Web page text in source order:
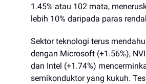
1.45% atau 102 mata,
lebih 10% daripada paras
Sektor teknologi terus
dengan Microsoft (+1.56%),
dan Intel (+1.74%)
semikonduktor yang kukuh.